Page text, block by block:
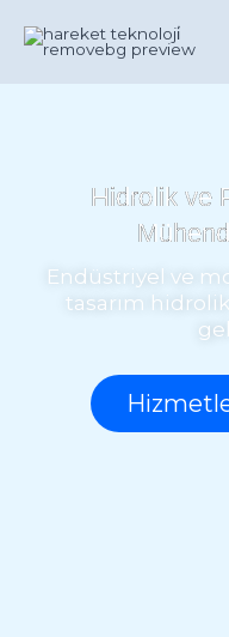
atla
Hidrolik ve
Endüstriyel ve
tasarım